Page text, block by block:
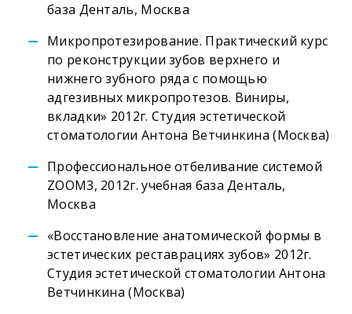
база Денталь, Москва
​Микропротезирование. Практический курс
по реконструкции зубов верхнего и
нижнего зубного ряда с помощью
адгезивных микропротезов. Виниры,
вкладки» 2012г. Студия эстетической
стоматологии Антона Ветчинкина (Москва)
Профессиональное отбеливание системой
ZOOM3, 2012г. учебная база Денталь,
Москва
«Восстановление анатомической формы в
эстетических реставрациях зубов» 2012г.
Студия эстетической стоматологии Антона
Ветчинкина (Москва)